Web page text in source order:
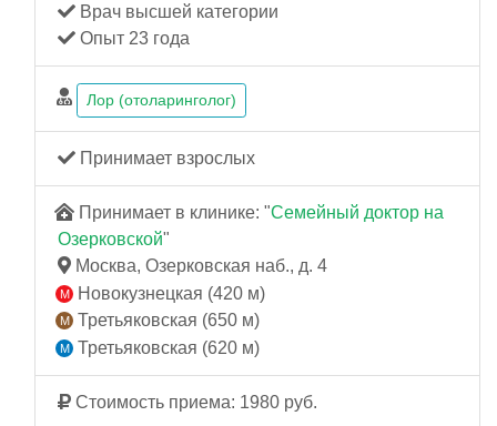
Врач высшей категории
Опыт 23 года
Лор (отоларинголог)
Принимает взрослых
Принимает в клинике: "Семейный доктор на
Озерковской"
Москва, Озерковская наб., д. 4
Новокузнецкая (420 м)
Третьяковская (650 м)
Третьяковская (620 м)
Стоимость приема: 1980 руб.